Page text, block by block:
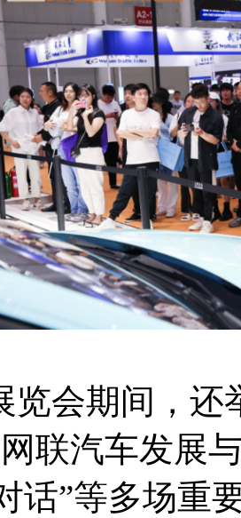
会期间，还
联汽车发展
话”等多场重